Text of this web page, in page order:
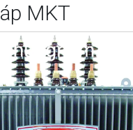
MKT